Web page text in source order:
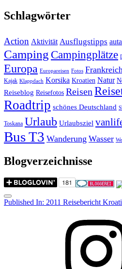
Schlagwörter
Action Aktivität Ausflugstipps
Camping Campingplätze
Europa Europareisen Fotos
Kajak Klappdach Korsika Kroatien Natur
Reiseblog Reisefotos Reisen
Roadtrip schönes Deutschland
Toskana Urlaub Urlaubsziel
Bus T3 Wanderung Wasser
Blogverzeichnisse
Menu
Post
Published In: 2011 Reisebericht